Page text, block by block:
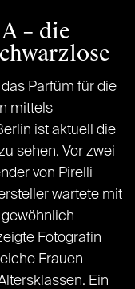
– die
Parfüm für die
mittels
ist aktuell die
sehen. Vor zwei
von Pirelli
wartete mit
Fotografin
Frauen
Ein